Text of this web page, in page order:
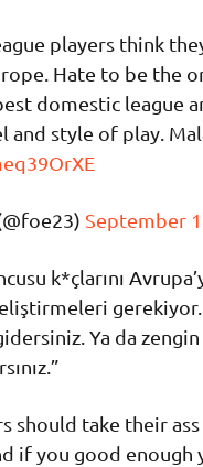
players think
Hate to be the
domestic league
and style of play.
September
k*çlarını
Ya da zengin
should take their
if you good enough